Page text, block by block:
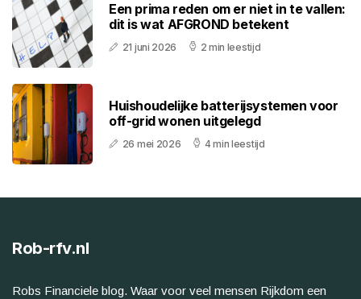
Een prima reden om er niet in te vallen:
dit is wat AFGROND betekent
21 juni 2026 2 min leestijd
Huishoudelijke batterijsystemen voor
off-grid wonen uitgelegd
26 mei 2026 4 min leestijd
Rob-rfv.nl
Robs Financiele blog. Waar voor veel mensen Rijkdom een